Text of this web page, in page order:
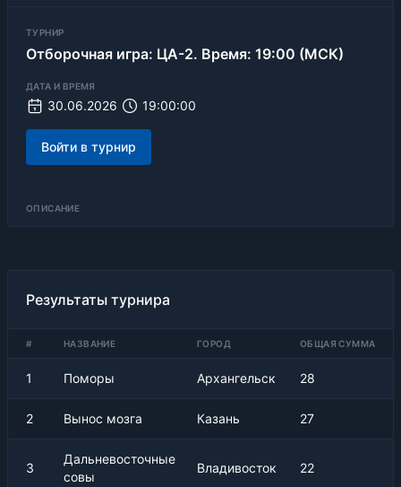
ТУРНИР
Отборочная игра: ЦА-2. Время: 19:00 (МСК)
ДАТА И ВРЕМЯ
30.06.2026 19:00:00
Войти в турнир
ОПИСАНИЕ
Результаты турнира
# НАЗВАНИЕ ГОРОД ОБЩАЯ СУММА
1 Поморы Архангельск 28
2 Вынос мозга Казань 27
3
Дальневосточные
совы
Владивосток 22